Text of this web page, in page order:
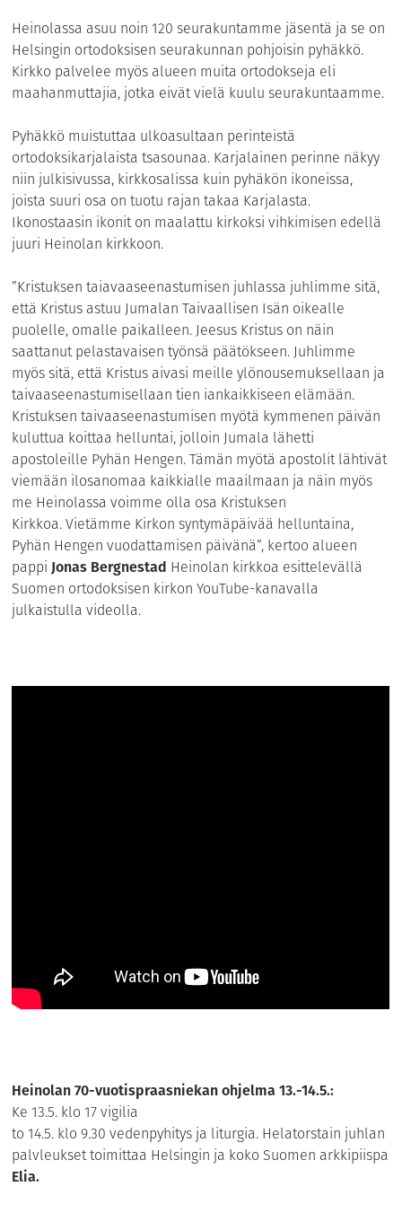
Heinolassa asuu noin 120 seurakuntamme jäsentä ja se on
Helsingin ortodoksisen seurakunnan pohjoisin pyhäkkö.
Kirkko palvelee myös alueen muita ortodokseja eli
maahanmuttajia, jotka eivät vielä kuulu seurakuntaamme.
Pyhäkkö muistuttaa ulkoasultaan perinteistä
ortodoksikarjalaista tsasounaa. Karjalainen perinne näkyy
niin julkisivussa, kirkkosalissa kuin pyhäkön ikoneissa,
joista suuri osa on tuotu rajan takaa Karjalasta.
Ikonostaasin ikonit on maalattu kirkoksi vihkimisen edellä
juuri Heinolan kirkkoon.
”Kristuksen taiavaaseenastumisen juhlassa juhlimme sitä,
että Kristus astuu Jumalan Taivaallisen Isän oikealle
puolelle, omalle paikalleen. Jeesus Kristus on näin
saattanut pelastavaisen työnsä päätökseen. Juhlimme
myös sitä, että Kristus aivasi meille ylönousemuksellaan ja
taivaaseenastumisellaan tien iankaikkiseen elämään.
Kristuksen taivaaseenastumisen myötä kymmenen päivän
kuluttua koittaa helluntai, jolloin Jumala lähetti
apostoleille Pyhän Hengen. Tämän myötä apostolit lähtivät
viemään ilosanomaa kaikkialle maailmaan ja näin myös
me Heinolassa voimme olla osa Kristuksen
Kirkkoa. Vietämme Kirkon syntymäpäivää helluntaina,
Pyhän Hengen vuodattamisen päivänä”, kertoo alueen
pappiJonas Bergnestad Heinolan kirkkoa esittelevällä
Suomen ortodoksisen kirkon YouTube-kanavalla
julkaistulla videolla.
Heinolan 70-vuotispraasniekan ohjelma 13.-14.5.:
Ke 13.5. klo 17 vigilia
to 14.5. klo 9.30 vedenpyhitys ja liturgia. Helatorstain juhlan
palvleukset toimittaa Helsingin ja koko Suomen arkkipiispa
Elia.